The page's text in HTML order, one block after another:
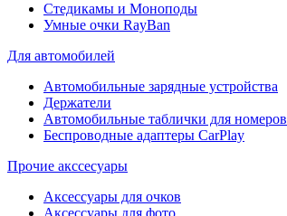
Стедикамы и Моноподы
Умные очки RayBan
Для автомобилей
Автомобильные зарядные устройства
Держатели
Автомобильные таблички для номеров
Беспроводные адаптеры CarPlay
Прочие акссесуары
Аксессуары для очков
Аксессуары для фото